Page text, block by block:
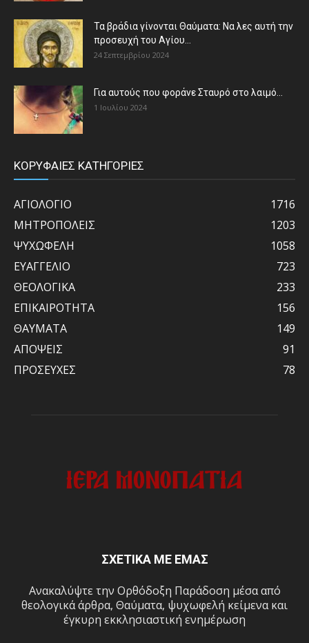
Τα βράδια γίνονται Θαύματα: Να λες αυτή την
προσευχή του Αγίου...
24 Σεπτεμβρίου 2024
Για αυτούς που φοράνε Σταυρό στο λαιμό…
1 Ιουλίου 2024
ΚΟΡΥΦΑΙΕΣ ΚΑΤΗΓΟΡΙΕΣ
ΑΓΙΟΛΟΓΙΟ
1716
ΜΗΤΡΟΠΟΛΕΙΣ
1203
ΨΥΧΩΦΕΛΗ
1058
ΕΥΑΓΓΕΛΙΟ
723
ΘΕΟΛΟΓΙΚΑ
233
ΕΠΙΚΑΙΡΟΤΗΤΑ
156
ΘΑΥΜΑΤΑ
149
ΑΠΟΨΕΙΣ
91
ΠΡΟΣΕΥΧΕΣ
78
ΣΧΕΤΙΚΑ ΜΕ ΕΜΑΣ
Ανακαλύψτε την Ορθόδοξη Παράδοση μέσα από
θεολογικά άρθρα, Θαύματα, ψυχωφελή κείμενα και
έγκυρη εκκλησιαστική ενημέρωση